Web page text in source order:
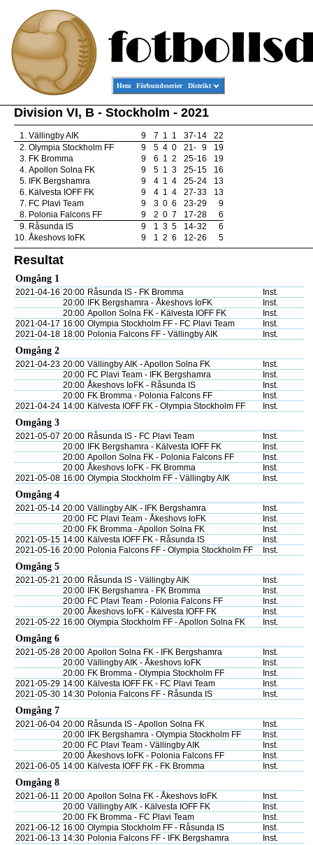
Hem Förbundsserier Distrikt
Division VI, B - Stockholm - 2021
1. Vällingby AIK 9 7 1 1 37-14
22
2. Olympia Stockholm FF 9 5 4 0 21- 9
19
3. FK Bromma 9 6 1 2 25-16
19
4. Apollon Solna FK 9 5 1 3 25-15
16
5. IFK Bergshamra 9 4 1 4 25-24
13
6. Kälvesta IOFF FK 9 4 1 4 27-33
13
7. FC Plavi Team 9 3 0 6 23-29
9
8. Polonia Falcons FF 9 2 0 7 17-28
6
9. Råsunda IS 9 1 3 5 14-32
6
10. Åkeshovs IoFK 9 1 2 6 12-26 5
Resultat
Omgång 1
2021-04-16 20:00 Råsunda IS - FK Bromma
Inst.
20:00
IFK Bergshamra - Åkeshovs IoFK
Inst.
20:00 Apollon Solna FK - Kälvesta IOFF FK
Inst.
2021-04-17 16:00 Olympia Stockholm FF - FC Plavi Team
Inst.
2021-04-18 18:00 Polonia Falcons FF - Vällingby AIK Inst.
Omgång 2
2021-04-23 20:00 Vällingby AIK - Apollon Solna FK
Inst.
20:00 FC Plavi Team - IFK Bergshamra
Inst.
20:00 Åkeshovs IoFK - Råsunda IS
Inst.
20:00 FK Bromma - Polonia Falcons FF
Inst.
2021-04-24 14:00 Kälvesta IOFF FK - Olympia Stockholm FF Inst.
Omgång 3
2021-05-07 20:00 Råsunda IS - FC Plavi Team
Inst.
20:00
IFK Bergshamra - Kälvesta IOFF FK
Inst.
20:00 Apollon Solna FK - Polonia Falcons FF
Inst.
20:00 Åkeshovs IoFK - FK Bromma
Inst.
2021-05-08 16:00 Olympia Stockholm FF - Vällingby AIK Inst.
Omgång 4
2021-05-14 20:00 Vällingby AIK - IFK Bergshamra
Inst.
20:00 FC Plavi Team - Åkeshovs IoFK
Inst.
20:00 FK Bromma - Apollon Solna FK
Inst.
2021-05-15 14:00 Kälvesta IOFF FK - Råsunda IS
Inst.
2021-05-16 20:00 Polonia Falcons FF - Olympia Stockholm FF Inst.
Omgång 5
2021-05-21 20:00 Råsunda IS - Vällingby AIK
Inst.
20:00
IFK Bergshamra - FK Bromma
Inst.
20:00 FC Plavi Team - Polonia Falcons FF
Inst.
20:00 Åkeshovs IoFK - Kälvesta IOFF FK
Inst.
2021-05-22 16:00 Olympia Stockholm FF - Apollon Solna FK Inst.
Omgång 6
2021-05-28 20:00 Apollon Solna FK - IFK Bergshamra
Inst.
20:00 Vällingby AIK - Åkeshovs IoFK
Inst.
20:00 FK Bromma - Olympia Stockholm FF
Inst.
2021-05-29 14:00 Kälvesta IOFF FK - FC Plavi Team
Inst.
2021-05-30 14:30 Polonia Falcons FF - Råsunda IS Inst.
Omgång 7
2021-06-04 20:00 Råsunda IS - Apollon Solna FK
Inst.
20:00
IFK Bergshamra - Olympia Stockholm FF
Inst.
20:00 FC Plavi Team - Vällingby AIK
Inst.
20:00 Åkeshovs IoFK - Polonia Falcons FF
Inst.
2021-06-05 14:00 Kälvesta IOFF FK - FK Bromma Inst.
Omgång 8
2021-06-11 20:00 Apollon Solna FK - Åkeshovs IoFK
Inst.
20:00 Vällingby AIK - Kälvesta IOFF FK
Inst.
20:00 FK Bromma - FC Plavi Team
Inst.
2021-06-12 16:00 Olympia Stockholm FF - Råsunda IS
Inst.
2021-06-13 14:30 Polonia Falcons FF - IFK Bergshamra Inst.